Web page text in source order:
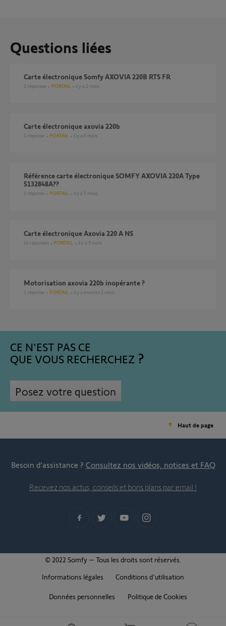
Questions liées
Carte électronique Somfy AXOVIA 220B RTS FR
2 réponses PORTAIL il y a 2 mois
Carte électronique axovia 220b
1 réponse PORTAIL il y a 6 mois
Référence carte électronique SOMFY AXOVIA 220A Type
5132848A??
1 réponse PORTAIL il y a 5 mois
Carte électronique Axovia 220 A NS
14 réponses PORTAIL il y a 9 mois
motorisation axovia 220b inopérante ?
1 réponse PORTAIL il y a environ 2 mois
CE N'EST PAS CE
QUE VOUS RECHERCHEZ
Posez votre question
Haut de page
Besoin d’assistance ? Consultez nos vidéos, notices et FAQ
Recevez nos actus, conseils et bons plans par email !
© 2022 Somfy – Tous les droits sont réservés.
Informations légales
Conditions d'utilisation
Données personnelles Politique de Cookies